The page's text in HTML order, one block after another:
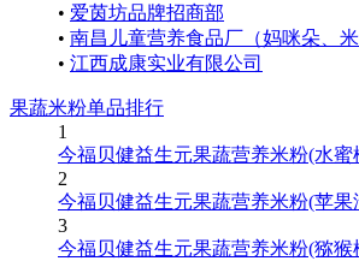
• 爱茵坊品牌招商部
• 南昌儿童营养食品厂（妈咪朵、米
• 江西成康实业有限公司
果蔬米粉单品排行
1
今福贝健益生元果蔬营养米粉(水蜜
2
今福贝健益生元果蔬营养米粉(苹果
3
今福贝健益生元果蔬营养米粉(猕猴